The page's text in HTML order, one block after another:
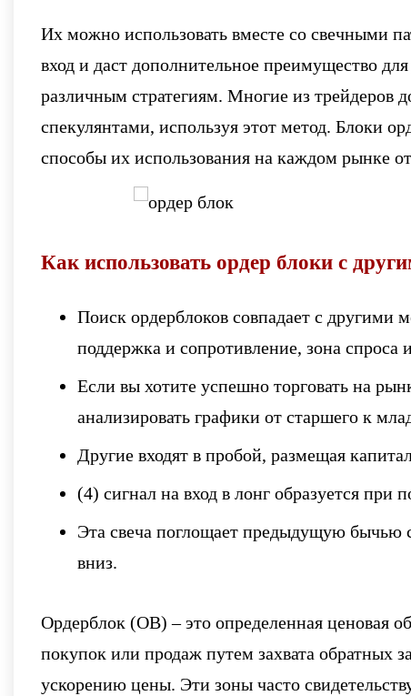
Их можно использовать вместе со свечными
вход и даст дополнительное преимущество
различным стратегиям. Многие из трейдеров
спекулянтами, используя этот метод. Блоки
способы их использования на каждом рынке
Как использовать ордер блоки с
Поиск ордерблоков совпадает с другими
поддержка и сопротивление, зона спроса
Если вы хотите успешно торговать на
анализировать графики от старшего к
Другие входят в пробой, размещая
(4) сигнал на вход в лонг образуется
Эта свеча поглощает предыдущую бычью
вниз.
Ордерблок (OB) – это определенная ценовая
покупок или продаж путем захвата обратных
ускорению цены. Эти зоны часто